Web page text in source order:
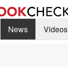
News
Videos